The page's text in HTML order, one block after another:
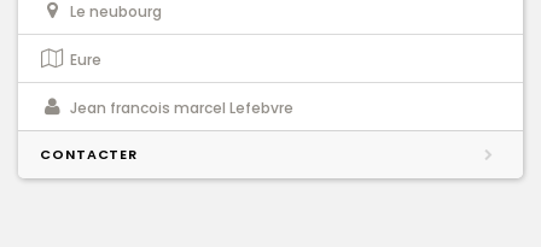
Le neubourg
Eure
Jean francois marcel Lefebvre
CONTACTER